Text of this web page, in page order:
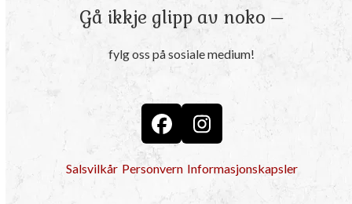
Gå ikkje glipp av noko –
fylg oss på sosiale medium!
FacebookInstagram
Salsvilkår Personvern Informasjonskapsler